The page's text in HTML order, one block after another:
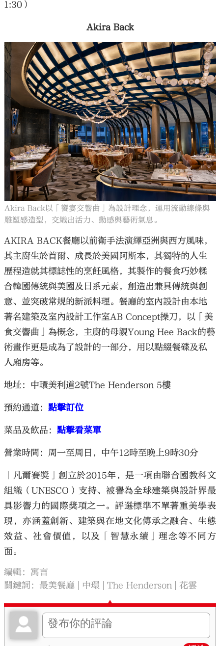
1:30）
Akira Back
Akira Back以「饗宴交響曲」為設計理念，運用流動線條與
雕塑感造型，交織出活力、動感與藝術氣息。
AKIRA BACK餐廳以前衛手法演繹亞洲與西方風味，
其主廚生於首爾、成長於美國阿斯本，其獨特的人生
歷程造就其標誌性的烹飪風格，其製作的餐食巧妙糅
合韓國傳統與美國及日系元素，創造出兼具傳統與創
意、並突破常規的新派料理。餐廳的室內設計由本地
著名建築及室內設計工作室AB Concept操刀，以「美
食交響曲」為概念，主廚的母親Young Hee Back的藝
術畫作更是成為了設計的一部分，用以點綴餐碟及私
人廂房等。
地址：中環美利道2號The Henderson 5樓
預約通道：點擊訂位
菜品及飲品：點擊看菜單
營業時間：周一至周日，中午12時至晚上9時30分
「凡爾賽獎」創立於2015年，是一項由聯合國教科文
組織（UNESCO）支持、被譽為全球建築與設計界最
具影響力的國際獎項之一。評選標準不單著重美學表
現，亦涵蓋創新、建築與在地文化傳承之融合、生態
效益、社會價值，以及「智慧永續」理念等不同方
面。
編輯：寓言
關鍵詞： 最美餐廳 中環 The Henderson 花雲